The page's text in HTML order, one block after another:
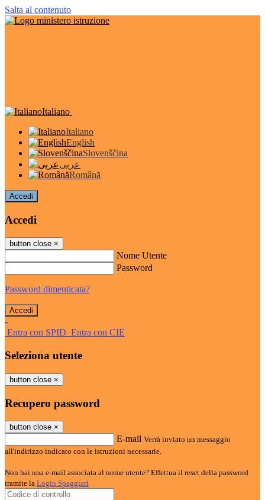
Salta al contenuto
Italiano
Italiano
English
Slovenščina
عربى
Română
Accedi
Accedi
button close ×
Nome Utente
Password
Password dimenticata?
-
Entra con SPID Entra con CIE
Seleziona utente
button close ×
Recupero password
button close ×
E-mail Verrà inviato un messaggio
all'indirizzo indicato con le istruzioni necessarie.
Non hai una e-mail associata al nome utente? Effettua il reset della password
tramite la Login Spaggiari